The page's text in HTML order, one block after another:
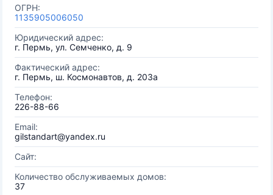
ОГРН:
1135905006050
Юридический адрес:
г. Пермь, ул. Семченко, д. 9
Фактический адрес:
г. Пермь, ш. Космонавтов, д. 203а
Телефон:
226-88-66
Email:
gilstandart@yandex.ru
Сайт:
Количество обслуживаемых домов:
37